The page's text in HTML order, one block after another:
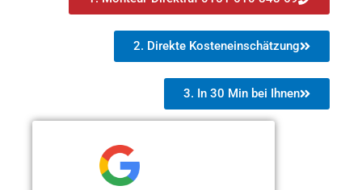
2. Direkte Kosteneinschätzung
3. In 30 Min bei Ihnen